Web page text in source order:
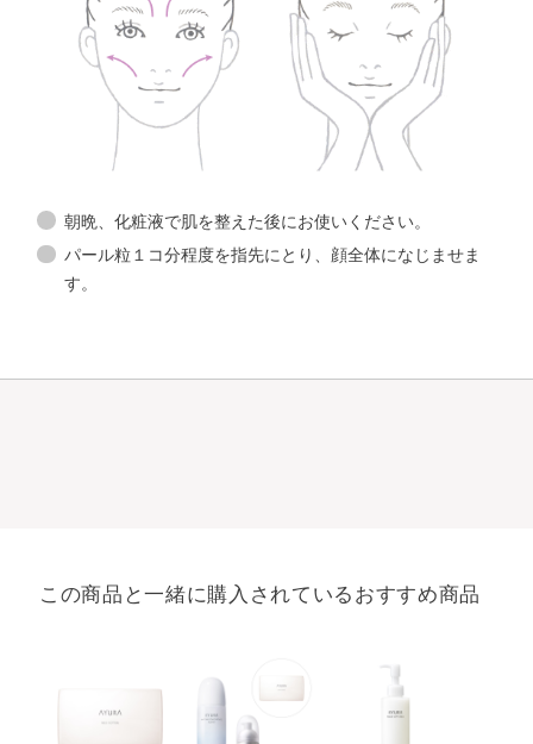
朝晩、化粧液で肌を整えた後にお使いください。
パール粒１コ分程度を指先にとり、顔全体になじませま
す。
この商品と一緒に購入されているおすすめ商品